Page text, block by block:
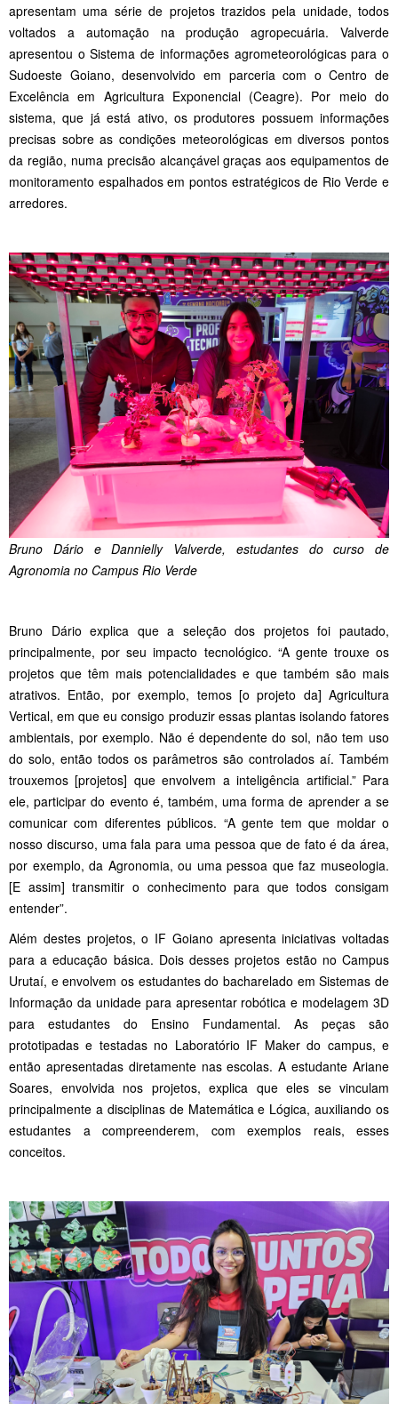
apresentam uma série de projetos trazidos pela unidade, todos
voltados a automação na produção agropecuária. Valverde
apresentou o Sistema de informações agrometeorológicas para o
Sudoeste Goiano, desenvolvido em parceria com o Centro de
Excelência em Agricultura Exponencial (Ceagre). Por meio do
sistema, que já está ativo, os produtores possuem informações
precisas sobre as condições meteorológicas em diversos pontos
da região, numa precisão alcançável graças aos equipamentos de
monitoramento espalhados em pontos estratégicos de Rio Verde e
arredores.
Bruno Dário e Dannielly Valverde, estudantes do curso de
Agronomia no Campus Rio Verde
Bruno Dário explica que a seleção dos projetos foi pautado,
principalmente, por seu impacto tecnológico. “A gente trouxe os
projetos que têm mais potencialidades e que também são mais
atrativos. Então, por exemplo, temos [o projeto da] Agricultura
Vertical, em que eu consigo produzir essas plantas isolando fatores
ambientais, por exemplo. Não é dependente do sol, não tem uso
do solo, então todos os parâmetros são controlados aí. Também
trouxemos [projetos] que envolvem a inteligência artificial.” Para
ele, participar do evento é, também, uma forma de aprender a se
comunicar com diferentes públicos. “A gente tem que moldar o
nosso discurso, uma fala para uma pessoa que de fato é da área,
por exemplo, da Agronomia, ou uma pessoa que faz museologia.
[E assim] transmitir o conhecimento para que todos consigam
entender”.
Além destes projetos, o IF Goiano apresenta iniciativas voltadas
para a educação básica. Dois desses projetos estão no Campus
Urutaí, e envolvem os estudantes do bacharelado em Sistemas de
Informação da unidade para apresentar robótica e modelagem 3D
para estudantes do Ensino Fundamental. As peças são
prototipadas e testadas no Laboratório IF Maker do campus, e
então apresentadas diretamente nas escolas. A estudante Ariane
Soares, envolvida nos projetos, explica que eles se vinculam
principalmente a disciplinas de Matemática e Lógica, auxiliando os
estudantes a compreenderem, com exemplos reais, esses
conceitos.